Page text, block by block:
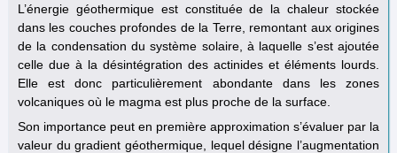
L’énergie géothermique est constituée de la chaleur stockée
dans les couches profondes de la Terre, remontant aux origines
de la condensation du système solaire, à laquelle s’est ajoutée
celle due à la désintégration des actinides et éléments lourds.
Elle est donc particulièrement abondante dans les zones
volcaniques où le magma est plus proche de la surface.
Son importance peut en première approximation s’évaluer par la
valeur du gradient géothermique, lequel désigne l’augmentation